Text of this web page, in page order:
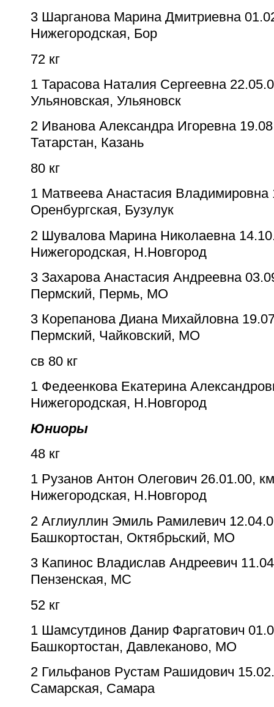
3 Шарганова Марина Дмитриевна
Нижегородская, Бор
72 кг
1 Тарасова Наталия Сергеевна
Ульяновская, Ульяновск
2 Иванова Александра Игоревна
Татарстан, Казань
80 кг
1 Матвеева Анастасия Владимировна
Оренбургская, Бузулук
2 Шувалова Марина Николаевна
Нижегородская, Н.Новгород
3 Захарова Анастасия Андреевна
Пермский, Пермь, МО
3 Корепанова Диана Михайловна
Пермский, Чайковский, МО
св 80 кг
1 Федеенкова Екатерина
Нижегородская, Н.Новгород
Юниоры
48 кг
1 Рузанов Антон Олегович 26.01.00,
Нижегородская, Н.Новгород
2 Аглиуллин Эмиль Рамилевич
Башкортостан, Октябрьский, МО
3 Капинос Владислав Андреевич
Пензенская, МС
52 кг
1 Шамсутдинов Данир Фаргатович
Башкортостан, Давлеканово, МО
2 Гильфанов Рустам Рашидович
Самарская, Самара